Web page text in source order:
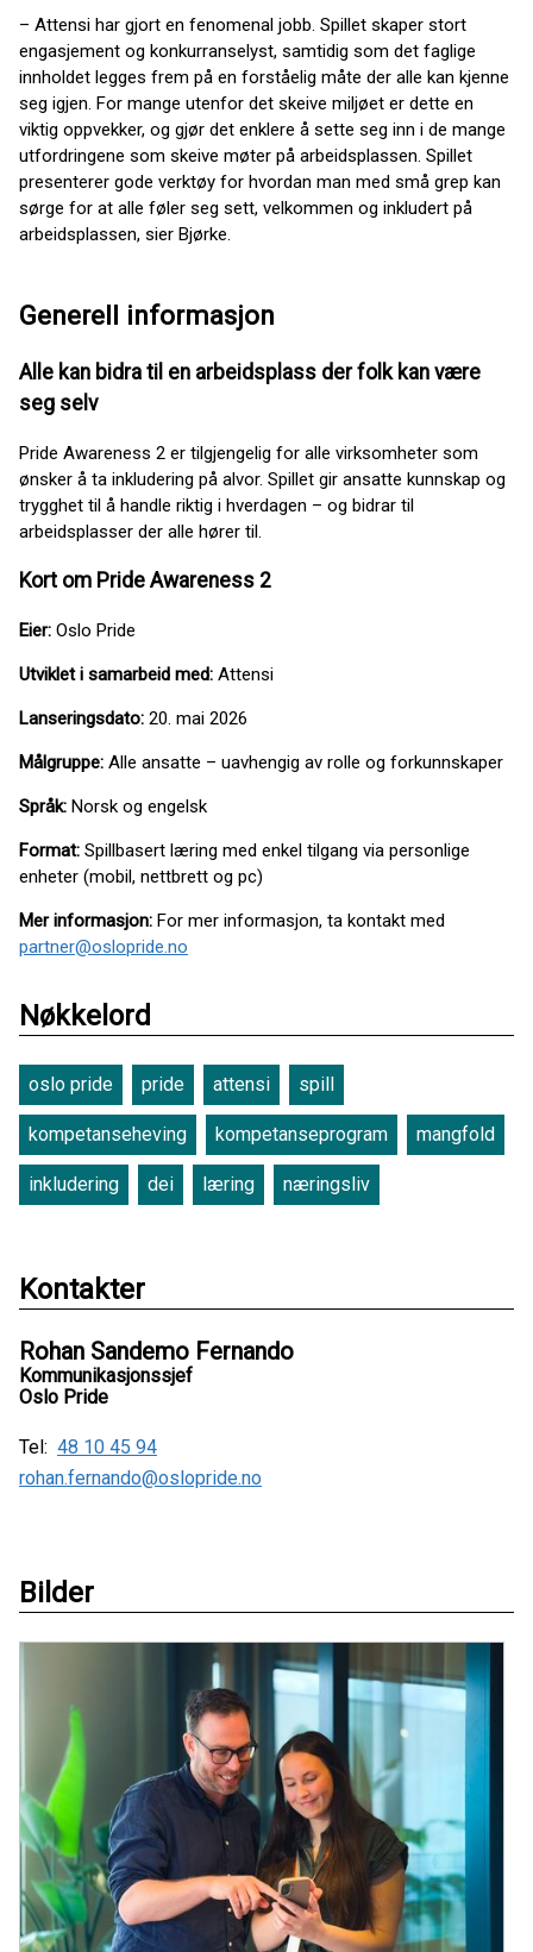
– Attensi har gjort en fenomenal jobb. Spillet skaper stort
engasjement og konkurranselyst, samtidig som det faglige
innholdet legges frem på en forståelig måte der alle kan kjenne
seg igjen. For mange utenfor det skeive miljøet er dette en
viktig oppvekker, og gjør det enklere å sette seg inn i de mange
utfordringene som skeive møter på arbeidsplassen. Spillet
presenterer gode verktøy for hvordan man med små grep kan
sørge for at alle føler seg sett, velkommen og inkludert på
arbeidsplassen, sier Bjørke.
Generell informasjon
Alle kan bidra til en arbeidsplass der folk kan være
seg selv
Pride Awareness 2 er tilgjengelig for alle virksomheter som
ønsker å ta inkludering på alvor. Spillet gir ansatte kunnskap og
trygghet til å handle riktig i hverdagen – og bidrar til
arbeidsplasser der alle hører til.
Kort om Pride Awareness 2
Eier: Oslo Pride
Utviklet i samarbeid med: Attensi
Lanseringsdato: 20. mai 2026
Målgruppe: Alle ansatte – uavhengig av rolle og forkunnskaper
Språk: Norsk og engelsk
Format: Spillbasert læring med enkel tilgang via personlige
enheter (mobil, nettbrett og pc)
Mer informasjon: For mer informasjon, ta kontakt med
partner@oslopride.no
Nøkkelord
oslo pride pride attensi spill
kompetanseheving kompetanseprogram mangfold
inkludering dei læring næringsliv
Kontakter
Rohan Sandemo Fernando
Kommunikasjonssjef
Oslo Pride
Tel: 48 10 45 94
rohan.fernando@oslopride.no
Bilder